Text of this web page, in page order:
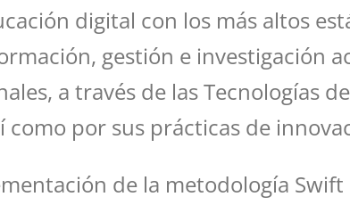
digital con los más altos
gestión e investigación
a través de las Tecnologías
como por sus prácticas de
de la metodología